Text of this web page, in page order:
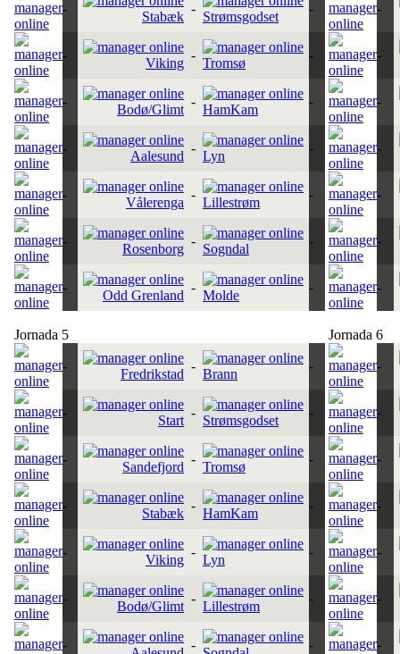
-
Stabæk
-
Strømsgodset
- -
-
Viking
-
Tromsø
- -
-
Bodø/Glimt
-
HamKam
- -
-
Aalesund
-
Lyn
- -
-
Vålerenga
-
Lillestrøm
- -
-
Rosenborg
-
Sogndal
- -
-
Odd Grenland
-
Molde
- -
Jornada 5 Jornada 6
-
Fredrikstad
-
Brann
- -
-
Start
-
Strømsgodset
- -
-
Sandefjord
-
Tromsø
- -
-
Stabæk
-
HamKam
- -
-
Viking
-
Lyn
- -
-
Bodø/Glimt
-
Lillestrøm
- -
- - - -